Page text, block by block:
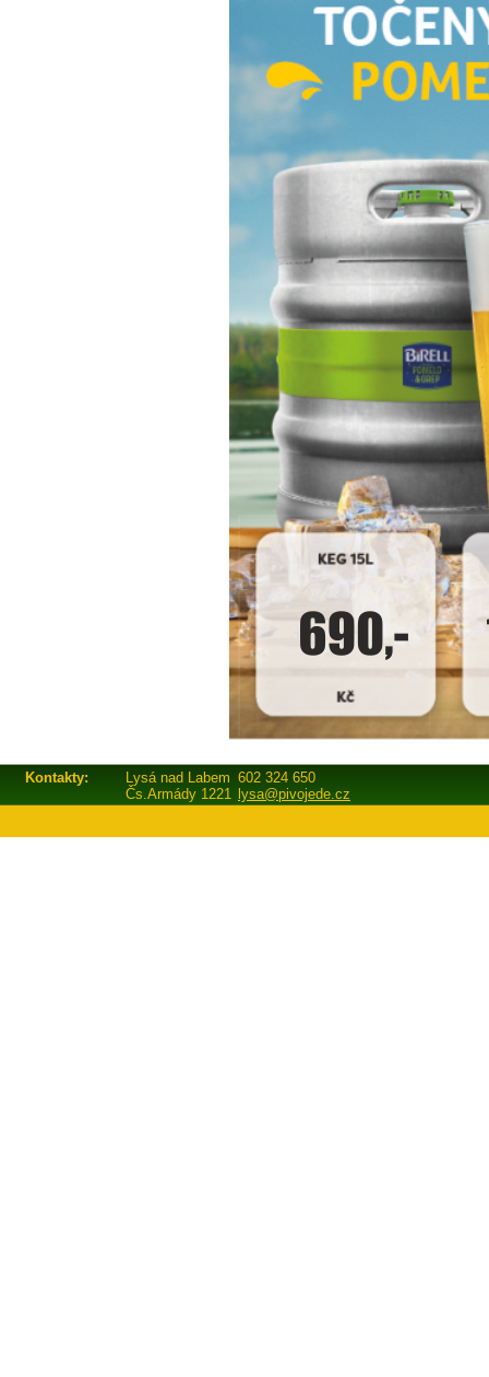
Kontakty: Lysá nad Labem 602 324 650
Čs.Armády 1221 lysa@pivojede.cz